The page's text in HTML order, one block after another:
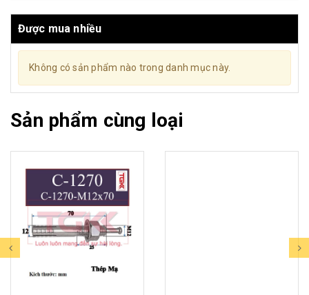
Được mua nhiều
Không có sản phẩm nào trong danh mục này.
Sản phẩm cùng loại